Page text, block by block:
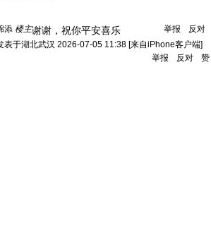
举报 反对
添 楼主谢谢，祝你平安喜乐
表于湖北武汉 2026-07-05 11:38 [来自iPhone客户端]
举报
反对 赞